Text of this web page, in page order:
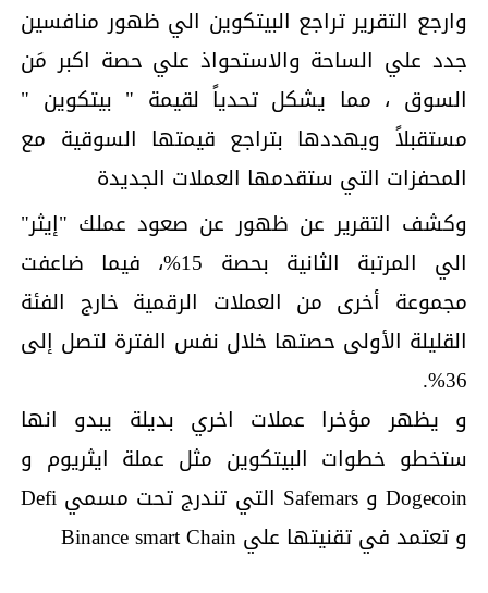
وارجع التقرير تراجع البيتكوين الي ظهور منافسين
جدد علي الساحة والاستحواذ علي حصة اكبر مَن
السوق ، مما يشكل تحدياً لقيمة " بيتكوين "
مستقبلاً ويهددها بتراجع قيمتها السوقية مع
المحفزات التي ستقدمها العملات الجديدة
وكشف التقرير عن ظهور عن صعود عملك "إيثر"
الي المرتبة الثانية بحصة 15%، فيما ضاعفت
مجموعة أخرى من العملات الرقمية خارج الفئة
القليلة الأولى حصتها خلال نفس الفترة لتصل إلى
36%.
و يظهر مؤخرا عملات اخري بديلة يبدو انها
ستخطو خطوات البيتكوين مثل عملة ايثريوم و
Dogecoin و Safemars التي تندرج تحت مسمي Defi
و تعتمد في تقنيتها علي Binance smart Chain